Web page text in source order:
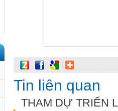
Tin liên quan
THAM DỰ TRIỂN